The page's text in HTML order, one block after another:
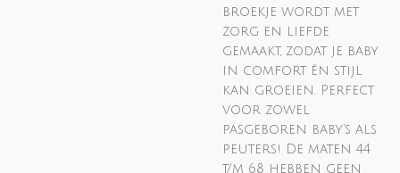
broekje wordt met
zorg en liefde
gemaakt, zodat je baby
in comfort én stijl
kan groeien. Perfect
voor zowel
pasgeboren baby’s als
peuters!
De maten 44
t/m 68 hebben geen